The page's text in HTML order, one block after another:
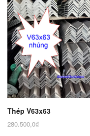
Thép V63x63
280.500,0₫